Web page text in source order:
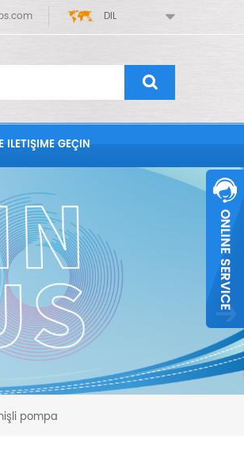
DIL
ILETIŞIME GEÇIN
pompa